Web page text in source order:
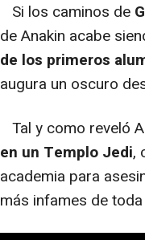
Si los caminos de
de Anakin acabe
de los primeros
augura un oscuro
Tal y como reveló
en un Templo Jedi,
academia para
más infames de